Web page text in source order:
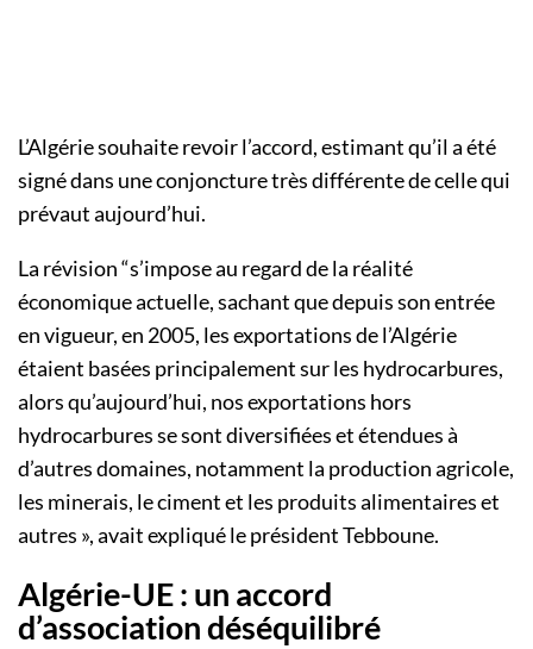
L’Algérie souhaite revoir l’accord, estimant qu’il a été
signé dans une conjoncture très différente de celle qui
prévaut aujourd’hui.
La révision “s’impose au regard de la réalité
économique actuelle, sachant que depuis son entrée
en vigueur, en 2005, les exportations de l’Algérie
étaient basées principalement sur les hydrocarbures,
alors qu’aujourd’hui, nos exportations hors
hydrocarbures se sont diversifiées et étendues à
d’autres domaines, notamment la production agricole,
les minerais, le ciment et les produits alimentaires et
autres », avait expliqué le président Tebboune.
Algérie-UE : un accord
d’association déséquilibré